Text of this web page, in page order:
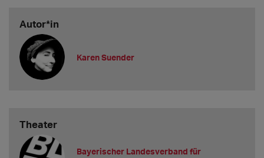
Autor*in
Karen Suender
Theater
Bayerischer Landesverband für